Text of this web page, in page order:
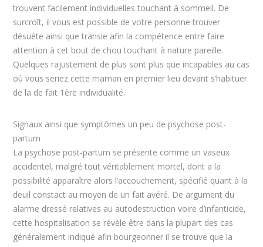
trouvent facilement individuelles touchant à sommeil. De
surcroît, il vous est possible de votre personne trouver
désuète ainsi que transie afin la compétence entre faire
attention à cet bout de chou touchant à nature pareille.
Quelques rajustement de plus sont plus que incapables au cas
où vous seriez cette maman en premier lieu devant s’habituer
de la de fait 1ère individualité.
Signaux ainsi que symptômes un peu de psychose post-
partum
La psychose post-partum se présente comme un vaseux
accidentel, malgré tout véritablement mortel, dont a la
possibilité apparaître alors l’accouchement, spécifié quant à la
deuil constact au moyen de un fait avéré. De argument du
alarme dressé relatives au autodestruction voire d’infanticide,
cette hospitalisation se révèle être dans la plupart des cas
généralement indiqué afin bourgeonner il se trouve que la